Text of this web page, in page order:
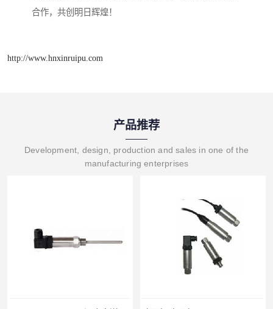
合作，共创明日辉煌！
http://www.hnxinruipu.com
产品推荐
Development, design, production and sales in one of the
manufacturing enterprises